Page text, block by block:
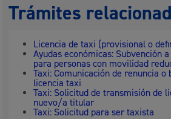
Trámites
Licencia de taxi (provisional o
Ayudas económicas: Subvención
para personas con movilidad
Taxi: Comunicación de renuncia
licencia taxi
Taxi: Solicitud de transmisión de
nuevo/a titular
Taxi: Solicitud para ser taxista